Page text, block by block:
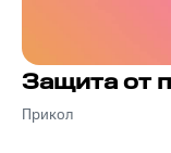
Защита от
Прикол